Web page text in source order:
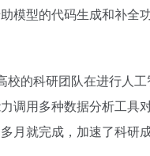
模型的代码生成和补全
校的科研团队在进行人
调用多种数据分析工具
月就完成，加速了科研成